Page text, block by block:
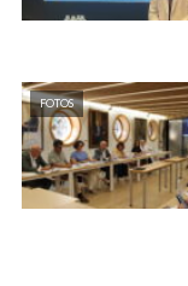
FOTOS